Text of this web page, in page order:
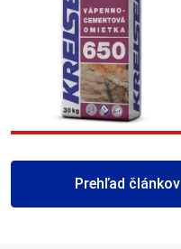
Prehľad článkov